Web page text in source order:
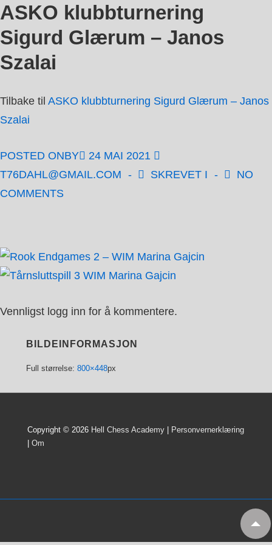
↓
Hopp
til
hovedinnholdet
ASKO klubbturnering
Sigurd Glærum – Janos
Szalai
Tilbake til ASKO klubbturnering Sigurd Glærum – Janos
Szalai
POSTED ONBY
24 MAI 2021
T76DAHL@GMAIL.COM
SKREVET I
NO
COMMENTS
Vennligst logg inn for å kommentere.
BILDEINFORMASJON
Full størrelse: 800×448px
Copyright © 2026 Hell Chess Academy | Personvernerklæring
| Om